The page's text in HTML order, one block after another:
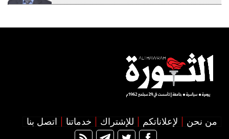
من نحن لإعلاناتكم للإشتراك خدماتنا اتصل بنا